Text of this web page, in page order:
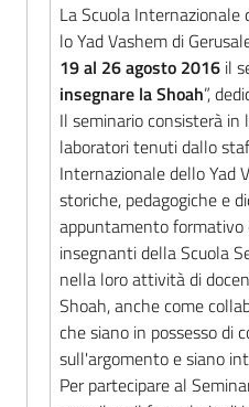
La Scuola Internazionale
lo Yad Vashem di
19 al 26 agosto 2016 il
insegnare la Shoah”,
Il seminario consisterà in
laboratori tenuti dallo
Internazionale dello Yad
storiche, pedagogiche e
appuntamento
insegnanti della Scuola
nella loro attività di
Shoah, anche come
che siano in possesso di
sull'argomento e siano
Per partecipare al